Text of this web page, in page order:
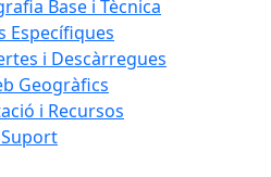
Base i Tècnica
Específiques
i Descàrregues
Geogràfics
i Recursos